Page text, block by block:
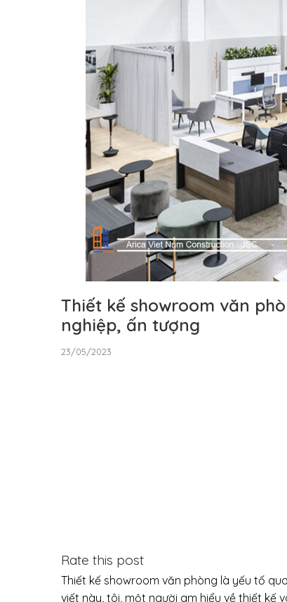
Thiết kế showroom văn
nghiệp, ấn tượng
23/05/2023
Rate this post
Thiết kế showroom văn phòng là yếu tố
viết này, tôi, một người am hiểu về thiết kế